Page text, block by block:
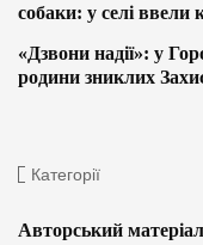
собаки: у селі ввели
«Дзвони надії»: у
родини зниклих
Категорії
Авторський матеріал